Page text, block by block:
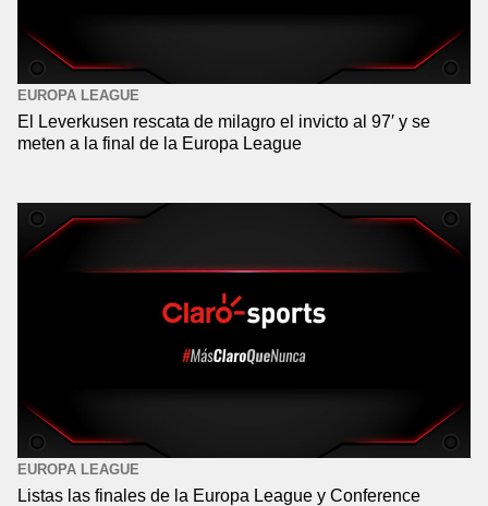
EUROPA LEAGUE
El Leverkusen rescata de milagro el invicto al 97′ y se
meten a la final de la Europa League
EUROPA LEAGUE
Listas las finales de la Europa League y Conference